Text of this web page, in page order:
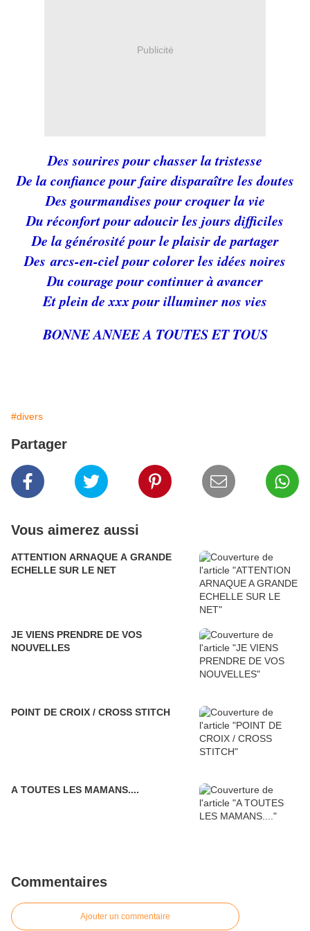
Publicité
Des sourires pour chasser la tristesse
De la confiance pour faire disparaître les doutes
Des gourmandises pour croquer la vie
Du réconfort pour adoucir les jours difficiles
De la générosité pour le plaisir de partager
Des arcs-en-ciel pour colorer les idées noires
Du courage pour continuer à avancer
Et plein de xxx pour illuminer nos vies
BONNE ANNEE A TOUTES ET TOUS
#divers
Partager
Vous aimerez aussi
ATTENTION ARNAQUE A GRANDE
ECHELLE SUR LE NET
JE VIENS PRENDRE DE VOS
NOUVELLES
POINT DE CROIX / CROSS STITCH
A TOUTES LES MAMANS....
Commentaires
Ajouter un commentaire